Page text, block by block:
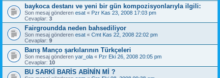
baykoca destanı ve yeni bir gün kompozisyonlarıyla ilgili:
Son mesaj gönderen esat « Pzr Kas 23, 2008 17:03 pm
Cevaplar: 3
Fairgroundda neden bahsediliyor
Son mesaj gönderen esat « Cmt Kas 22, 2008 22:02 pm
Cevaplar: 9
Barış Manço şarkılarının Türkçeleri
Son mesaj gönderen yar_ola « Pzr Eki 26, 2008 20:05 pm
Cevaplar: 10
BU SARKİ BARİS ABİNİN Mİ ?